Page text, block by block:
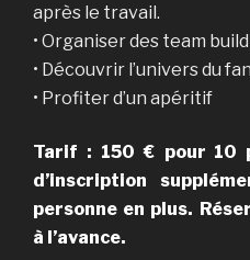
après le travail.
• Organiser des team
• Découvrir l’univers du
• Profiter d’un apéritif
Tarif : 150 € pour 10
d’inscription
personne en plus.
à l’avance.